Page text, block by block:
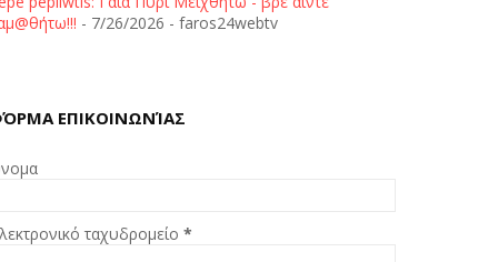
- 7/26/2026 - faros24webtv
ΕΠΙΚΟΙΝΩΝΊΑΣ
ταχυδρομείο*